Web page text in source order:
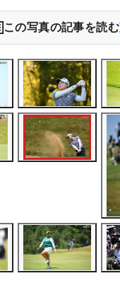
この写真の記事を読む